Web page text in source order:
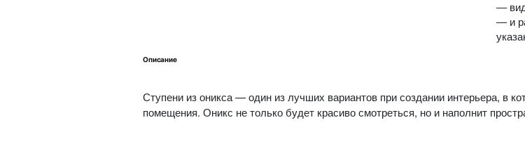
— вид
— и
Описание
Ступени из оникса — один из лучших вариантов при создании интерьера, в
помещения. Оникс не только будет красиво смотреться, но и наполнит